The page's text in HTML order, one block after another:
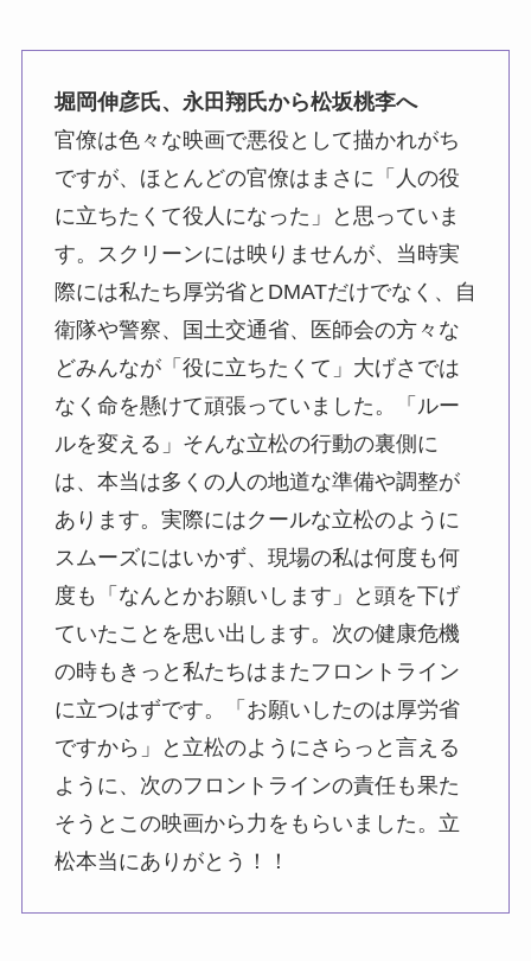
堀岡伸彦氏、永田翔氏から松坂桃李へ
官僚は色々な映画で悪役として描かれがち
ですが、ほとんどの官僚はまさに「人の役
に立ちたくて役人になった」と思っていま
す。スクリーンには映りませんが、当時実
際には私たち厚労省とDMATだけでなく、自
衛隊や警察、国土交通省、医師会の方々な
どみんなが「役に立ちたくて」大げさでは
なく命を懸けて頑張っていました。「ルー
ルを変える」そんな立松の行動の裏側に
は、本当は多くの人の地道な準備や調整が
あります。実際にはクールな立松のように
スムーズにはいかず、現場の私は何度も何
度も「なんとかお願いします」と頭を下げ
ていたことを思い出します。次の健康危機
の時もきっと私たちはまたフロントライン
に立つはずです。「お願いしたのは厚労省
ですから」と立松のようにさらっと言える
ように、次のフロントラインの責任も果た
そうとこの映画から力をもらいました。立
松本当にありがとう！！